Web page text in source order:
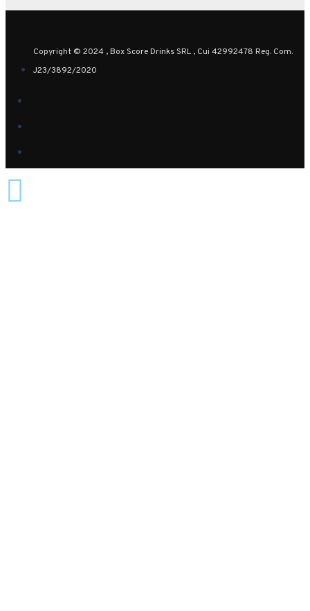
Copyright © 2024 , Box Score Drinks SRL , Cui 42992478 Reg. Com.
J23/3892/2020